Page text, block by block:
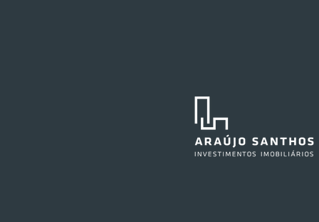
em 2027. O edifício já abrigou a
agência central do Santander e,
anteriormente, também sediou as